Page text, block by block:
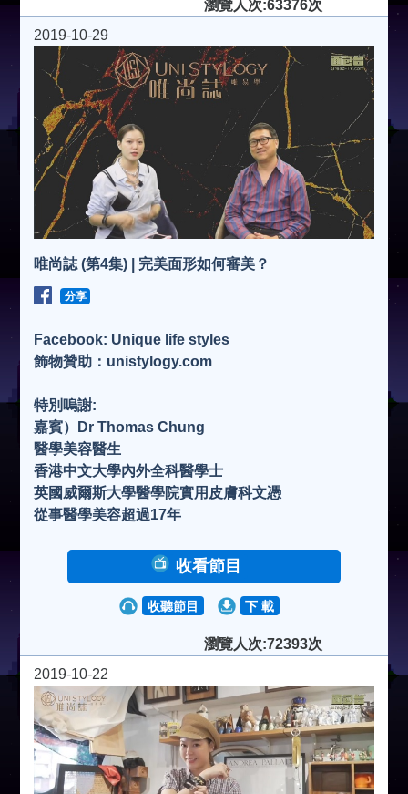
瀏覽人次:63376次
2019-10-29
唯尚誌 (第4集) | 完美面形如何審美？
分享
Facebook: Unique life styles
飾物贊助：unistylogy.com
特別嗚謝:
嘉賓）Dr Thomas Chung
醫學美容醫生
香港中文大學內外全科醫學士
英國威爾斯大學醫學院實用皮膚科文憑
從事醫學美容超過17年
收看節目
收聽節目 下 載
瀏覽人次:72393次
2019-10-22